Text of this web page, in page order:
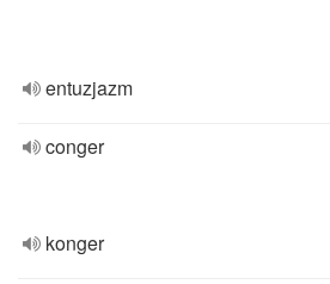
entuzjazm
conger
konger